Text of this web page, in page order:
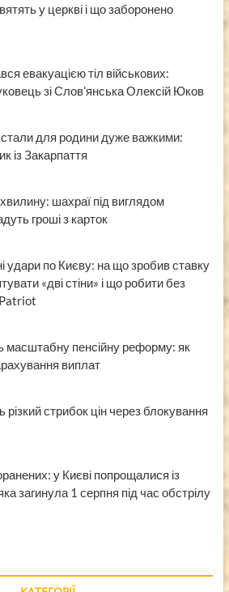
у церкві і що заборонено
евакуацією тіл військових:
зі Слов’янська Олексій Юков
стали для родини дуже важкими:
із Закарпаття
шахраї під виглядом
гроші з карток
удари по Києву: на що зробив ставку
«дві стіни» і що робити без
масштабну пенсійну реформу: як
виплат
різкий стрибок цін через блокування
у Києві попрощалися із
загинула 1 серпня під час обстрілу